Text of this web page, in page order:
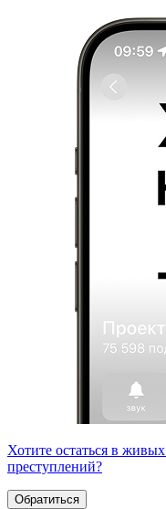
Хотите остаться в
преступлений?
Обратиться